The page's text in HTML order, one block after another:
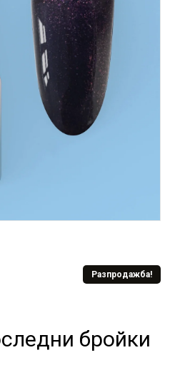
Разпродажба!
бройки